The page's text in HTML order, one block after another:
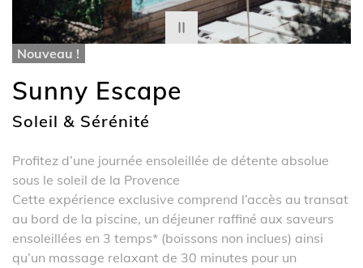
Nouveau !
Sunny Escape
Soleil & Sérénité
Profitez d’une journée ensoleillée de détente absolue
sous le soleil de la Provence
Cette expérience exclusive comprend l’accès au transat
au bord de la piscine, un déjeuner raffiné aux saveurs
ensoleillées en 3 temps* (boissons non inclues) ainsi
qu’un massage relaxant de 30 minutes pour un